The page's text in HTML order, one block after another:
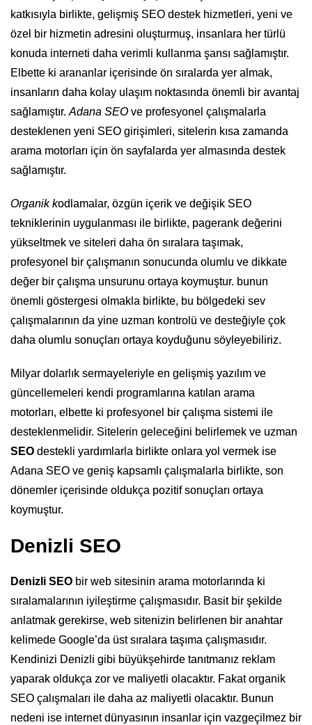
katkısıyla birlikte, gelişmiş SEO destek hizmetleri, yeni ve
özel bir hizmetin adresini oluşturmuş, insanlara her türlü
konuda interneti daha verimli kullanma şansı sağlamıştır.
Elbette ki arananlar içerisinde ön sıralarda yer almak,
insanların daha kolay ulaşım noktasında önemli bir avantaj
sağlamıştır. Adana SEO ve profesyonel çalışmalarla
desteklenen yeni SEO girişimleri, sitelerin kısa zamanda
arama motorları için ön sayfalarda yer almasında destek
sağlamıştır.
Organik kodlamalar, özgün içerik ve değişik SEO
tekniklerinin uygulanması ile birlikte, pagerank değerini
yükseltmek ve siteleri daha ön sıralara taşımak,
profesyonel bir çalışmanın sonucunda olumlu ve dikkate
değer bir çalışma unsurunu ortaya koymuştur. bunun
önemli göstergesi olmakla birlikte, bu bölgedeki sev
çalışmalarının da yine uzman kontrolü ve desteğiyle çok
daha olumlu sonuçları ortaya koyduğunu söyleyebiliriz.
Milyar dolarlık sermayeleriyle en gelişmiş yazılım ve
güncellemeleri kendi programlarına katılan arama
motorları, elbette ki profesyonel bir çalışma sistemi ile
desteklenmelidir. Sitelerin geleceğini belirlemek ve uzman
SEO destekli yardımlarla birlikte onlara yol vermek ise
Adana SEO ve geniş kapsamlı çalışmalarla birlikte, son
dönemler içerisinde oldukça pozitif sonuçları ortaya
koymuştur.
Denizli SEO
Denizli SEO bir web sitesinin arama motorlarında ki
sıralamalarının iyileştirme çalışmasıdır. Basit bir şekilde
anlatmak gerekirse, web sitenizin belirlenen bir anahtar
kelimede Google’da üst sıralara taşıma çalışmasıdır.
Kendinizi Denizli gibi büyükşehirde tanıtmanız reklam
yaparak oldukça zor ve maliyetli olacaktır. Fakat organik
SEO çalışmaları ile daha az maliyetli olacaktır. Bunun
nedeni ise internet dünyasının insanlar için vazgeçilmez bir